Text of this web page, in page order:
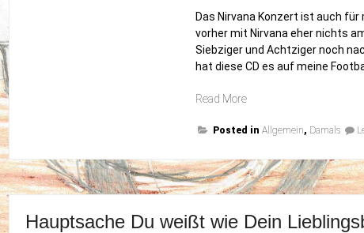
Das Nirvana Konzert ist auch
vorher mit Nirvana eher nichts
Siebziger und Achtziger noch
hat diese CD es auf meine
Read More„Nirvana
MTV
Posted in Allgemein, Damals
Hauptsache Du weißt wie Dein